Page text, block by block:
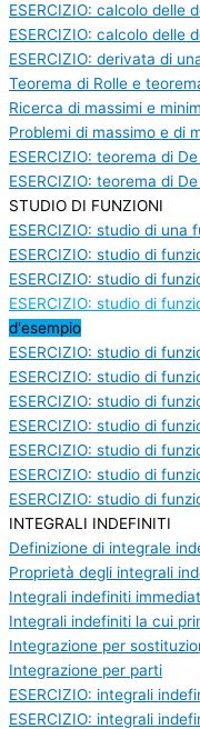
ESERCIZIO: calcolo delle
ESERCIZIO: calcolo delle
ESERCIZIO: derivata di
Teorema di Rolle e
Ricerca di massimi e
Problemi di massimo e di
ESERCIZIO: teorema di
ESERCIZIO: teorema di
STUDIO DI FUNZIONI
ESERCIZIO: studio di una
ESERCIZIO: studio di
ESERCIZIO: studio di
ESERCIZIO: studio di
d'esempio
ESERCIZIO: studio di
ESERCIZIO: studio di
ESERCIZIO: studio di
ESERCIZIO: studio di
ESERCIZIO: studio di
ESERCIZIO: studio di
ESERCIZIO: studio di
INTEGRALI INDEFINITI
Definizione di integrale
Proprietà degli integrali
Integrali indefiniti
Integrali indefiniti la cui
Integrazione per
Integrazione per parti
ESERCIZIO: integrali
ESERCIZIO: integrali